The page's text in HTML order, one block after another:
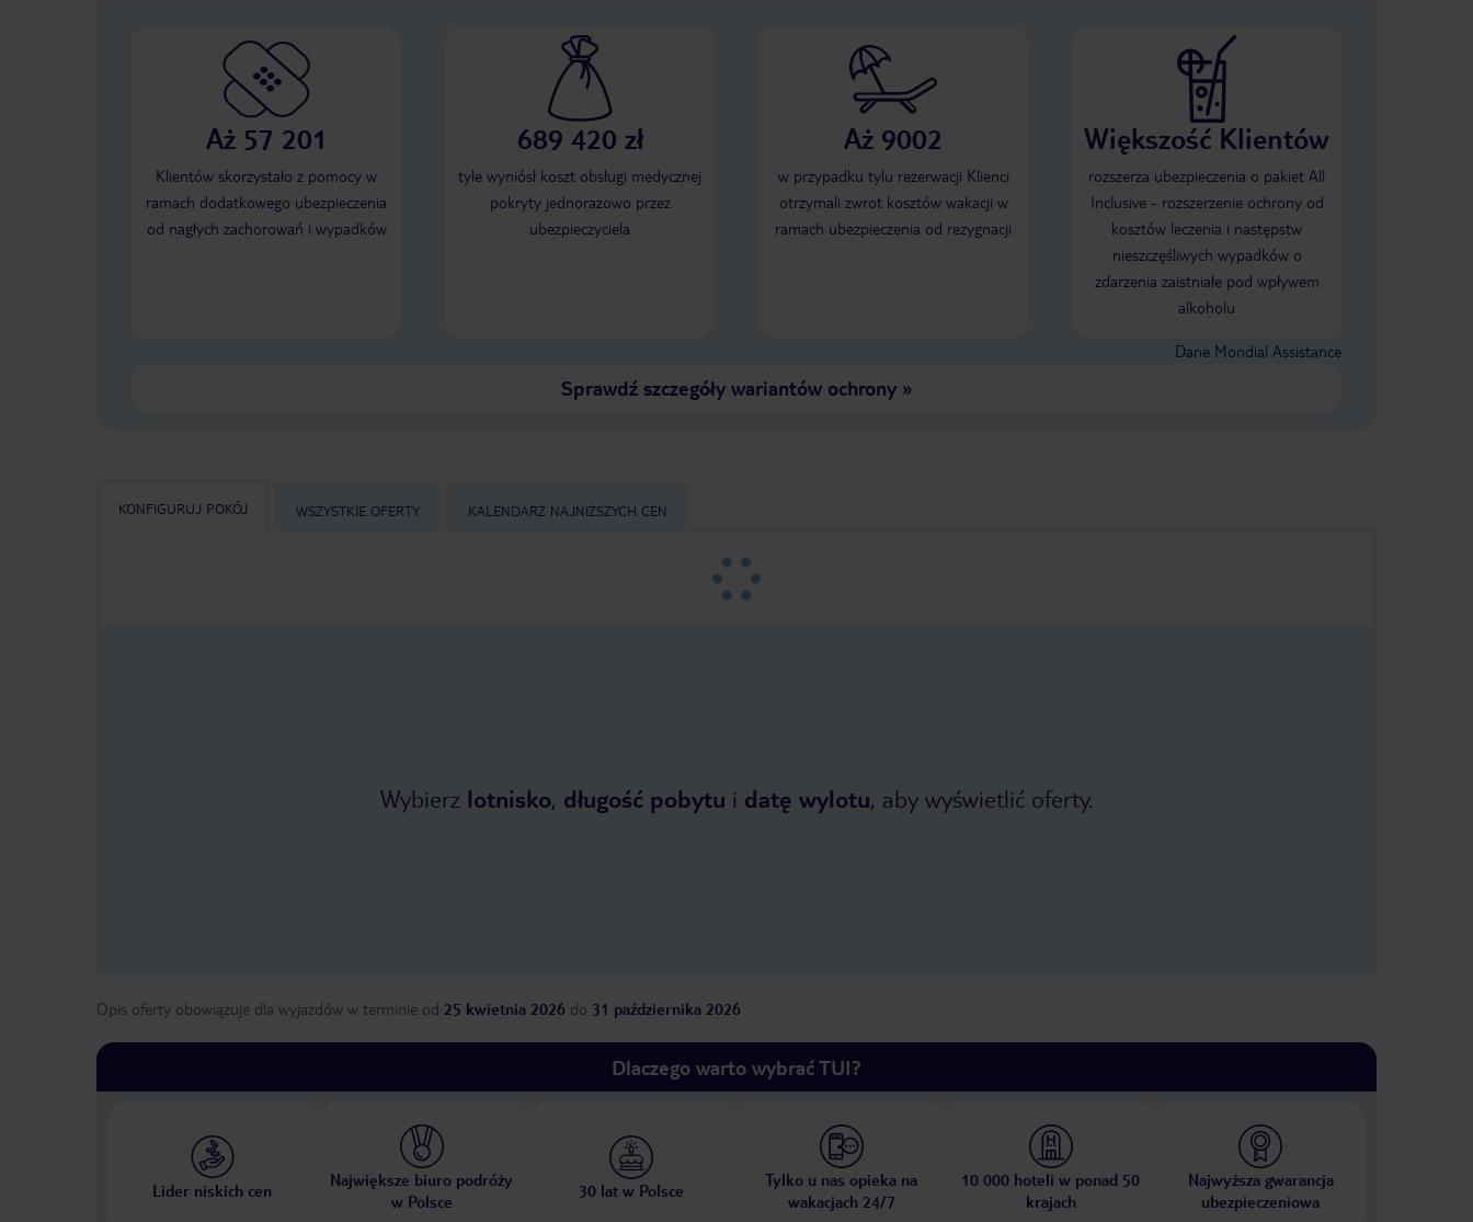
Aż 57 201
Klientów skorzystało z pomocy w
ramach dodatkowego ubezpieczenia
od nagłych zachorowań i wypadków
689 420 zł
tyle wyniósł koszt obsługi medycznej
pokryty jednorazowo przez
ubezpieczyciela
Aż 9002
w przypadku tylu rezerwacji Klienci
otrzymali zwrot kosztów wakacji w
ramach ubezpieczenia od rezygnacji
Większość Klientów
rozszerza ubezpieczenia o pakiet All
Inclusive - rozszerzenie ochrony od
kosztów leczenia i następstw
nieszczęśliwych wypadków o
zdarzenia zaistniałe pod wpływem
alkoholu
Dane Mondial Assistance
Sprawdź szczegóły wariantów ochrony»
KONFIGURUJ POKÓJ WSZYSTKIE OFERTY KALENDARZ NAJNIŻSZYCH CEN
Wybierz lotnisko, długość pobytu i datę wylotu, aby wyświetlić oferty.
Opis oferty obowiązuje dla wyjazdów w terminie od 25 kwietnia 2026 do 31 października 2026
Dlaczego warto wybrać TUI?
Lider niskich cen
Największe biuro podróży
w Polsce
30 lat w Polsce
Tylko u nas opieka na
wakacjach 24/7
10 000 hoteli w ponad 50
krajach
Najwyższa gwarancja
ubezpieczeniowa